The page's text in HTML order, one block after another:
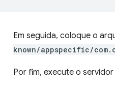
Em seguida, coloque o
known/appspecific/
Por fim, execute o